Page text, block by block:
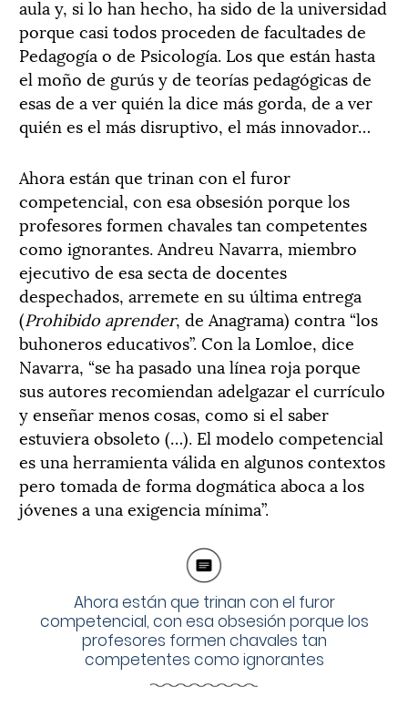
aula y, si lo han hecho, ha sido de la universidad
porque casi todos proceden de facultades de
Pedagogía o de Psicología. Los que están hasta
el moño de gurús y de teorías pedagógicas de
esas de a ver quién la dice más gorda, de a ver
quién es el más disruptivo, el más innovador…
Ahora están que trinan con el furor
competencial, con esa obsesión porque los
profesores formen chavales tan competentes
como ignorantes. Andreu Navarra, miembro
ejecutivo de esa secta de docentes
despechados, arremete en su última entrega
(Prohibido aprender, de Anagrama) contra “los
buhoneros educativos”. Con la Lomloe, dice
Navarra, “se ha pasado una línea roja porque
sus autores recomiendan adelgazar el currículo
y enseñar menos cosas, como si el saber
estuviera obsoleto (…). El modelo competencial
es una herramienta válida en algunos contextos
pero tomada de forma dogmática aboca a los
jóvenes a una exigencia mínima”.
Ahora están que trinan con el furor
competencial, con esa obsesión porque los
profesores formen chavales tan
competentes como ignorantes